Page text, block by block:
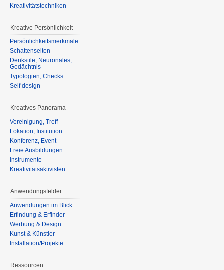
Kreativitätstechniken
Kreative Persönlichkeit
Persönlichkeitsmerkmale
Schattenseiten
Denkstile, Neuronales,
Gedächtnis
Typologien, Checks
Self design
Kreatives Panorama
Vereinigung, Treff
Lokation, Institution
Konferenz, Event
Freie Ausbildungen
Instrumente
Kreativitätsaktivisten
Anwendungsfelder
Anwendungen im Blick
Erfindung & Erfinder
Werbung & Design
Kunst & Künstler
Installation/Projekte
Ressourcen